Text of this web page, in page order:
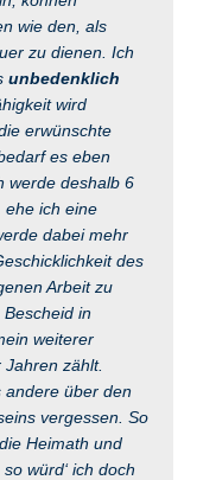
wie den, als
zu dienen. Ich
unbedenklich
wird
erwünschte
es eben
werde deshalb 6
ehe ich eine
dabei mehr
des
Arbeit zu
in
weiterer
zählt.
andere über den
vergessen. So
Heimath und
würd‘ ich doch